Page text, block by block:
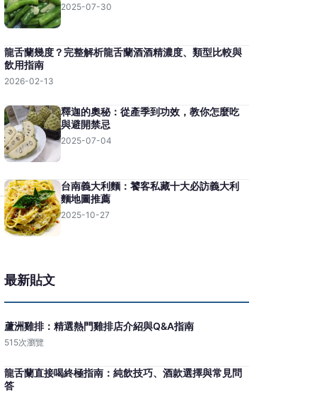
2025-07-30
龍舌蘭幾度？完整解析龍舌蘭酒酒精濃度、類型比較與
飲用指南
2026-02-13
釋迦的奧秘：從產季到功效，教你怎麼吃
與避開禁忌
2025-07-04
台南義大利麵：饕客私藏十大必訪義大利
麵地圖推薦
2025-10-27
最新貼文
蘆洲雞排：精選熱門雞排店介紹與Q&A指南
515次瀏覽
龍舌蘭直接喝終極指南：純飲技巧、酒款選擇與常見問
答